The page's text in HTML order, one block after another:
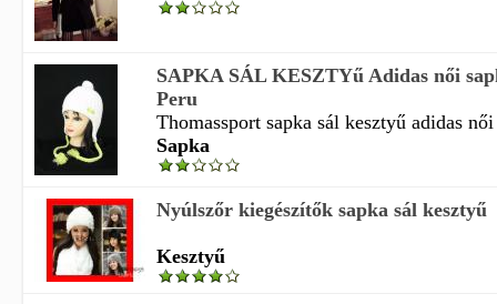
SAPKA SÁL KESZTYű Adidas női
Peru
Thomassport sapka sál kesztyű adidas
Sapka
Nyúlszőr kiegészítők sapka sál kesztyű
Kesztyű